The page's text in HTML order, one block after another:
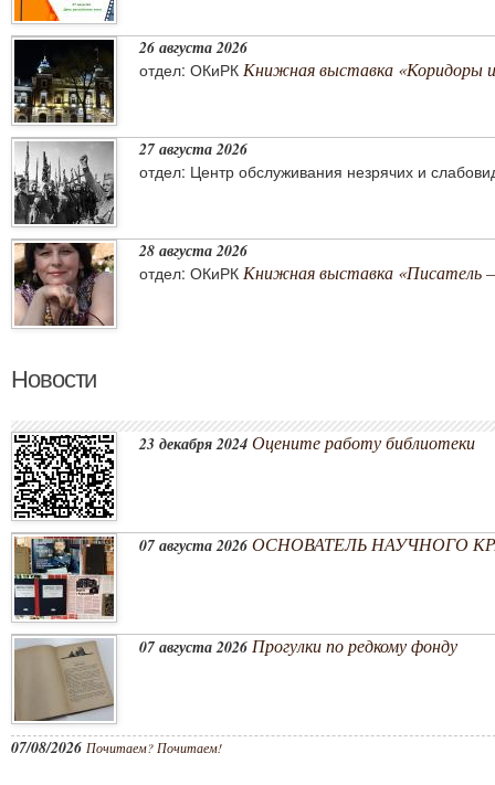
26 августа 2026
отдел: ОКиРК Книжная выставка «Коридоры
27 августа 2026
отдел: Центр обслуживания незрячих и
28 августа 2026
отдел: ОКиРК Книжная выставка «Писатель
Новости
23 декабря 2024 Оцените работу библиотеки
07 августа 2026 ОСНОВАТЕЛЬ НАУЧНОГО
07 августа 2026 Прогулки по редкому фонду
07/08/2026 Почитаем? Почитаем!